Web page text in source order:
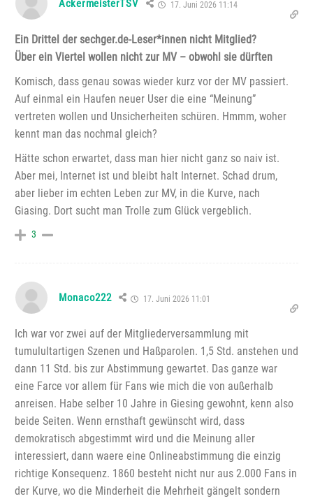
AckermeisterTSV 17. Juni 2026 11:14
Ein Drittel der sechger.de-Leser*innen nicht Mitglied?
Über ein Viertel wollen nicht zur MV – obwohl sie dürften
Komisch, dass genau sowas wieder kurz vor der MV passiert.
Auf einmal ein Haufen neuer User die eine “Meinung”
vertreten wollen und Unsicherheiten schüren. Hmmm, woher
kennt man das nochmal gleich?
Hätte schon erwartet, dass man hier nicht ganz so naiv ist.
Aber mei, Internet ist und bleibt halt Internet. Schad drum,
aber lieber im echten Leben zur MV, in die Kurve, nach
Giasing. Dort sucht man Trolle zum Glück vergeblich.
3
Monaco222 17. Juni 2026 11:01
Ich war vor zwei auf der Mitgliederversammlung mit
tumulultartigen Szenen und Haßparolen. 1,5 Std. anstehen und
dann 11 Std. bis zur Abstimmung gewartet. Das ganze war
eine Farce vor allem für Fans wie mich die von außerhalb
anreisen. Habe selber 10 Jahre in Giesing gewohnt, kenn also
beide Seiten. Wenn ernsthaft gewünscht wird, dass
demokratisch abgestimmt wird und die Meinung aller
interessiert, dann waere eine Onlineabstimmung die einzig
richtige Konsequenz. 1860 besteht nicht nur aus 2.000 Fans in
der Kurve, wo die Minderheit die Mehrheit gängelt sondern